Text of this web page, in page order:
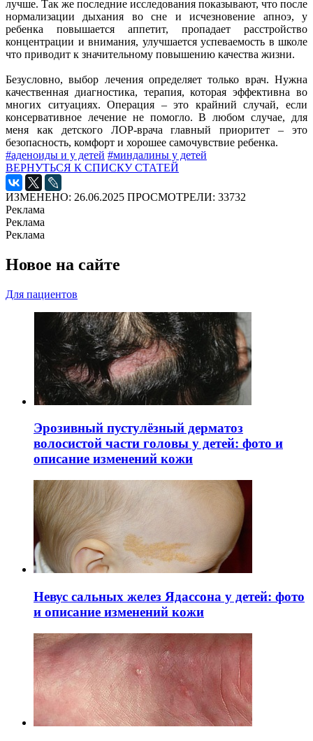
лучше. Так же последние исследования показывают, что после
нормализации дыхания во сне и исчезновение апноэ, у
ребенка повышается аппетит, пропадает расстройство
концентрации и внимания, улучшается успеваемость в школе
что приводит к значительному повышению качества жизни.
Безусловно, выбор лечения определяет только врач. Нужна
качественная диагностика, терапия, которая эффективна во
многих ситуациях. Операция – это крайний случай, если
консервативное лечение не помогло. В любом случае, для
меня как детского ЛОР-врача главный приоритет – это
безопасность, комфорт и хорошее самочувствие ребенка.
#аденоиды и у детей #миндалины у детей
ВЕРНУТЬСЯ К СПИСКУ СТАТЕЙ
ИЗМЕНЕНО: 26.06.2025 ПРОСМОТРЕЛИ: 33732
Реклама
Реклама
Реклама
Новое на сайте
Для пациентов
Эрозивный пустулёзный дерматоз
волосистой части головы у детей: фото и
описание изменений кожи
Невус сальных желез Ядассона у детей: фото
и описание изменений кожи